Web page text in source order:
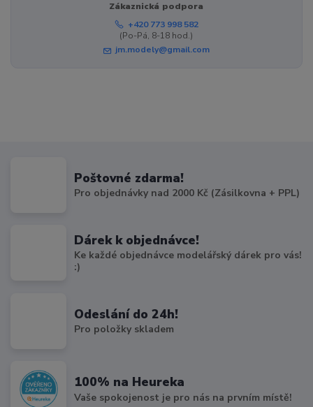
Zákaznická podpora
+420 773 998 582
(Po-Pá, 8-18 hod.)
jm.modely@gmail.com
Poštovné zdarma!
Pro objednávky nad 2000 Kč (Zásilkovna + PPL)
Dárek k objednávce!
Ke každé objednávce modelářský dárek pro vás!
:)
Odeslání do 24h!
Pro položky skladem
100% na Heureka
Vaše spokojenost je pro nás na prvním místě!